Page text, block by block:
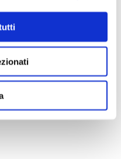
più